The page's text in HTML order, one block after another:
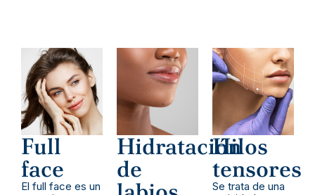
Full
face
El full face es un
Hidratación
de
Hilos
tensores
Se trata de una